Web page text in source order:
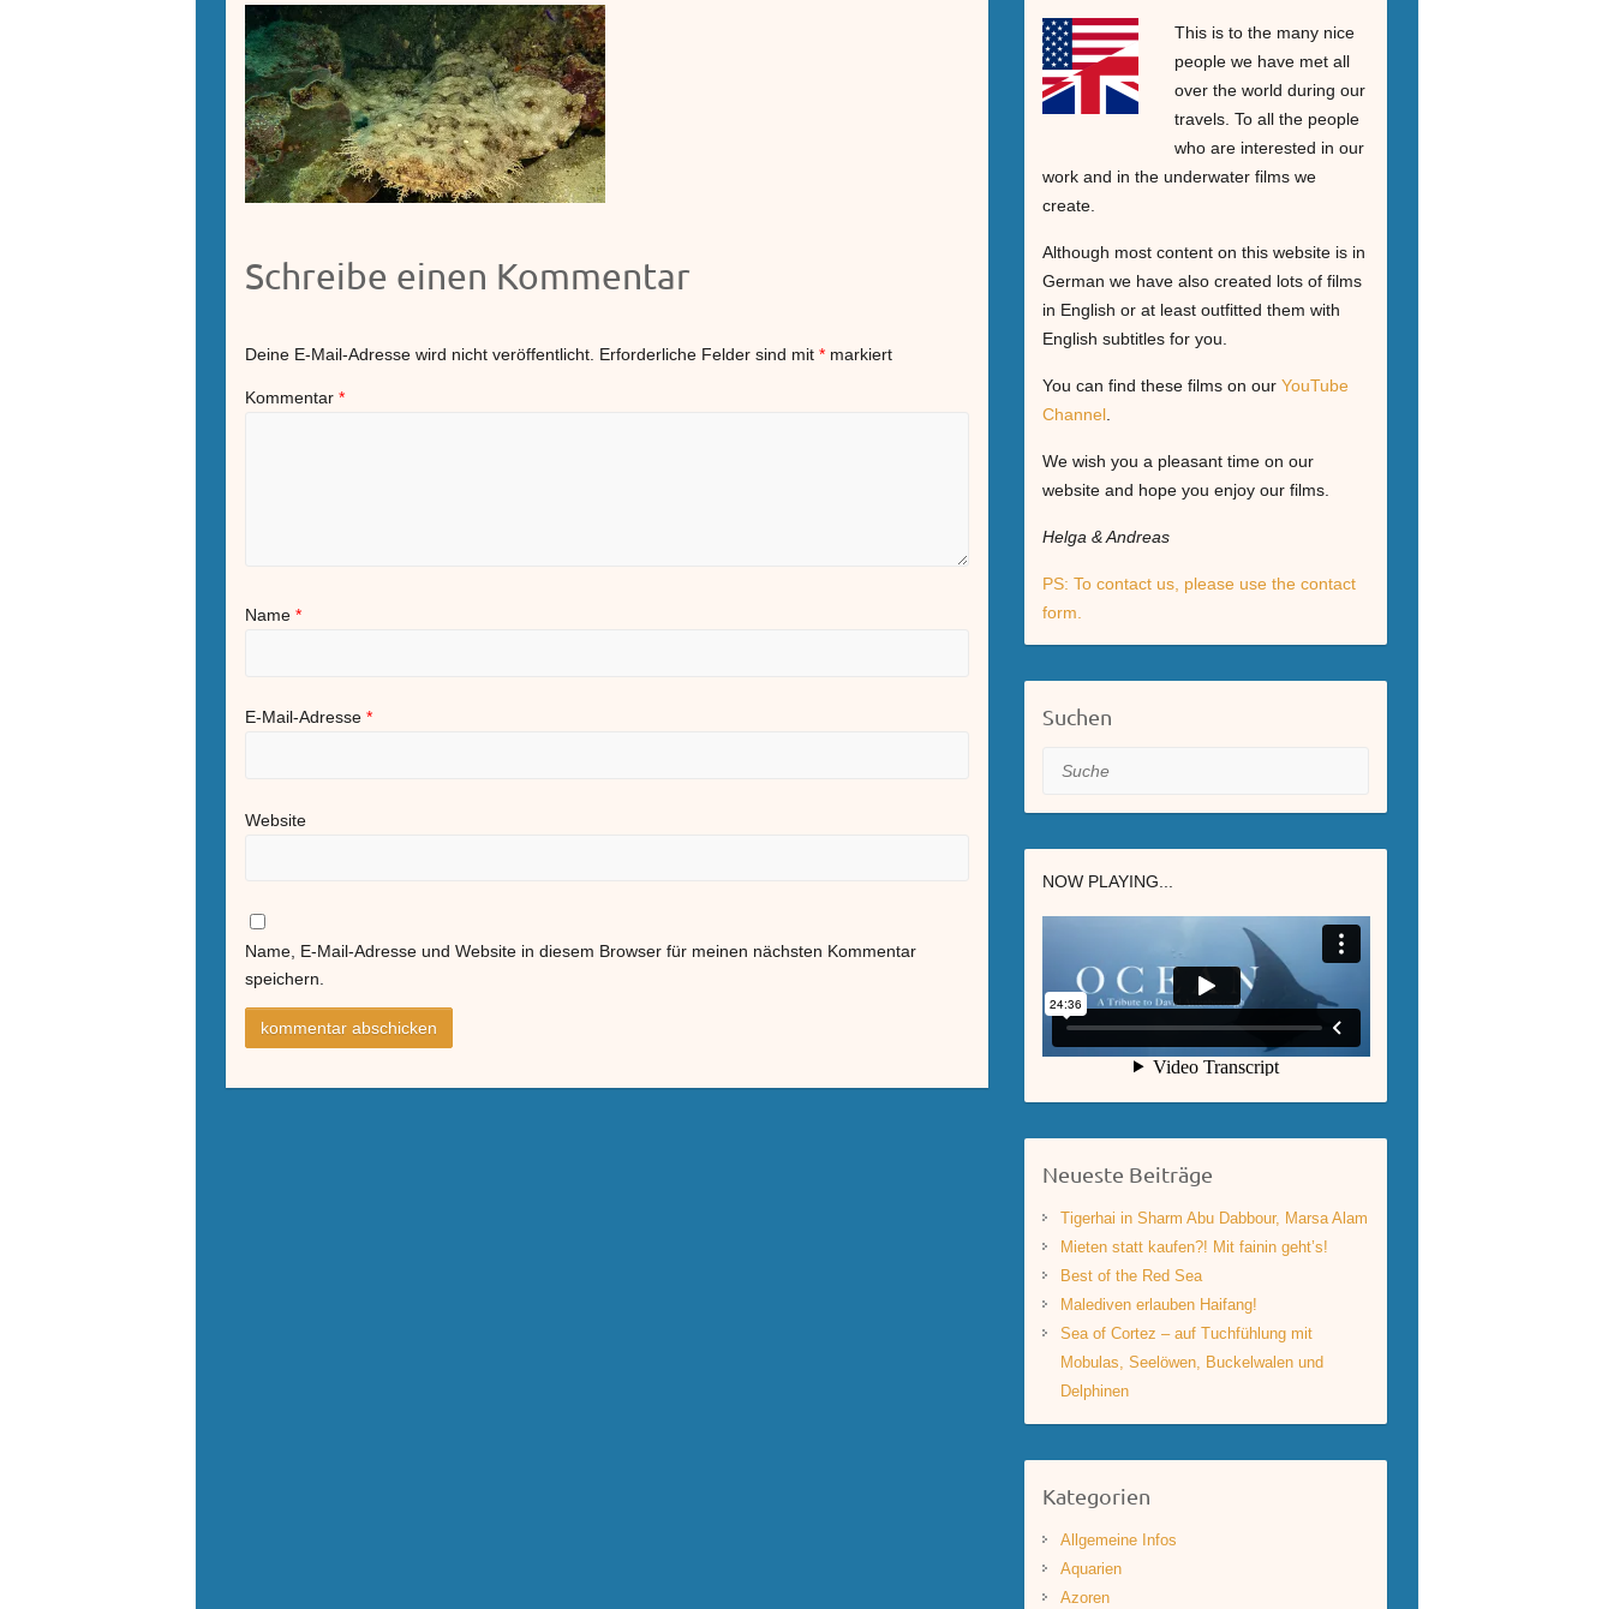
Schreibe einen Kommentar
Deine E-Mail-Adresse wird nicht veröffentlicht. Erforderliche Felder sind mit* markiert
Kommentar*
Name*
E-Mail-Adresse*
Website
Name, E-Mail-Adresse und Website in diesem Browser für meinen nächsten Kommentar
speichern.
This is to the many nice
people we have met all
over the world during our
travels. To all the people
who are interested in our
work and in the underwater films we
create.
Although most content on this website is in
German we have also created lots of films
in English or at least outfitted them with
English subtitles for you.
You can find these films on our YouTube
Channel.
We wish you a pleasant time on our
website and hope you enjoy our films.
Helga & Andreas
PS: To contact us, please use the contact
form.
Suchen
Suche
NOW PLAYING...
Neueste Beiträge
Tigerhai in Sharm Abu Dabbour, Marsa Alam
Mieten statt kaufen?! Mit fainin geht’s!
Best of the Red Sea
Malediven erlauben Haifang!
Sea of Cortez – auf Tuchfühlung mit
Mobulas, Seelöwen, Buckelwalen und
Delphinen
Kategorien
Allgemeine Infos
Aquarien
Azoren